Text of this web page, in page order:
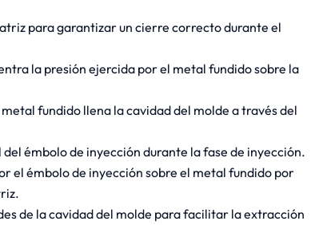
para garantizar un cierre correcto durante el
la presión ejercida por el metal fundido sobre la
fundido llena la cavidad del molde a través del
émbolo de inyección durante la fase de inyección.
el émbolo de inyección sobre el metal fundido por
de la cavidad del molde para facilitar la extracción